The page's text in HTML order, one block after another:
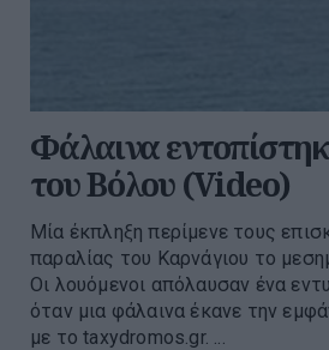
Φάλαινα
του Βόλου (Video)
Μία έκπληξη περίμενε τους
παραλίας του Καρνάγιου το
Οι λουόμενοι απόλαυσαν ένα
όταν μια φάλαινα έκανε την
με το taxydromos.gr. ...